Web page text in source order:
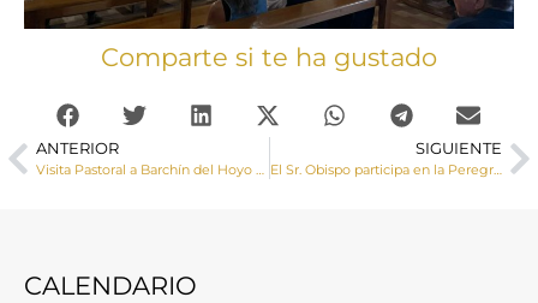
Comparte si te ha gustado
ANTERIOR
Visita Pastoral a Barchín del Hoyo y Valera de Abajo de Mons. José María Yanguas
SIGUIENTE
El Sr. Obispo participa en la Peregrinación Diocesana + Misión 2023
CALENDARIO